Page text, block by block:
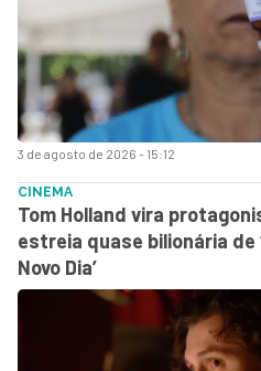
3 de agosto de 2026 - 15:12
CINEMA
Tom Holland vira
estreia quase bilionária de
Novo Dia’